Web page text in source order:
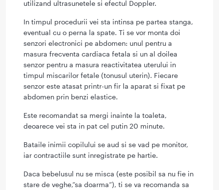
utilizand ultrasunetele si efectul Doppler.
In timpul procedurii vei sta intinsa pe partea stanga,
eventual cu o perna la spate. Ti se vor monta doi
senzori electronici pe abdomen: unul pentru a
masura frecventa cardiaca fetala si un al doilea
senzor pentru a masura reactivitatea uterului in
timpul miscarilor fetale (tonusul uterin). Fiecare
senzor este atasat printr-un fir la aparat si fixat pe
abdomen prin benzi elastice.
Este recomandat sa mergi inainte la toaleta,
deoarece vei sta in pat cel putin 20 minute.
Bataile inimii copilului se aud si se vad pe monitor,
iar contractiile sunt inregistrate pe hartie.
Daca bebelusul nu se misca (este posibil sa nu fie in
stare de veghe,”sa doarma”), ti se va recomanda sa